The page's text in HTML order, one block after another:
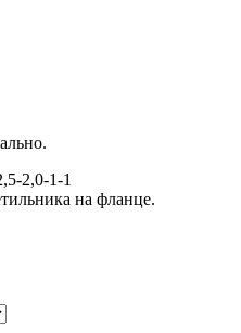
2,0-1-1
на фланце.